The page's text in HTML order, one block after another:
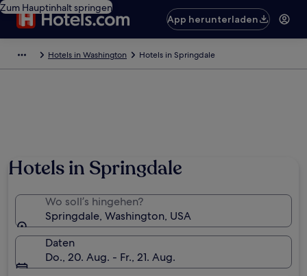
Zum Hauptinhalt springen
App herunterladen
Hotels in Washington Hotels in Springdale
Hotels in Springdale
Wo soll’s hingehen?
Springdale, Washington, USA
Daten
Do., 20. Aug. - Fr., 21. Aug.